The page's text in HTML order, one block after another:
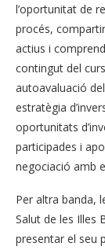
l’oportunitat de
procés,
actius i
contingut del
autoavaluació
estratègia
oportunitats
participades i
negociació amb
Per altra banda,
Salut de les Illes
presentar el seu